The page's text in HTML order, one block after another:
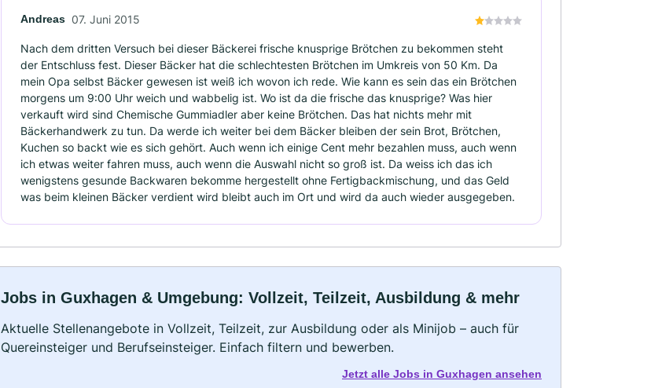
Andreas 07. Juni 2015
Nach dem dritten Versuch bei dieser Bäckerei frische knusprige Brötchen zu bekommen steht
der Entschluss fest. Dieser Bäcker hat die schlechtesten Brötchen im Umkreis von 50 Km. Da
mein Opa selbst Bäcker gewesen ist weiß ich wovon ich rede. Wie kann es sein das ein Brötchen
morgens um 9:00 Uhr weich und wabbelig ist. Wo ist da die frische das knusprige? Was hier
verkauft wird sind Chemische Gummiadler aber keine Brötchen. Das hat nichts mehr mit
Bäckerhandwerk zu tun. Da werde ich weiter bei dem Bäcker bleiben der sein Brot, Brötchen,
Kuchen so backt wie es sich gehört. Auch wenn ich einige Cent mehr bezahlen muss, auch wenn
ich etwas weiter fahren muss, auch wenn die Auswahl nicht so groß ist. Da weiss ich das ich
wenigstens gesunde Backwaren bekomme hergestellt ohne Fertigbackmischung, und das Geld
was beim kleinen Bäcker verdient wird bleibt auch im Ort und wird da auch wieder ausgegeben.
Jobs in Guxhagen & Umgebung: Vollzeit, Teilzeit, Ausbildung & mehr
Aktuelle Stellenangebote in Vollzeit, Teilzeit, zur Ausbildung oder als Minijob – auch für
Quereinsteiger und Berufseinsteiger. Einfach filtern und bewerben.
Jetzt alle Jobs in Guxhagen ansehen